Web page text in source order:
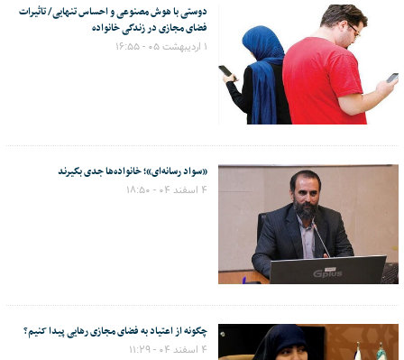
دوستی با هوش مصنوعی و احساس تنهایی/ تاثیرات
فضای مجازی در زندگی خانواده
۱ اردیبهشت ۰۵ - ۱۶:۵۵
«سواد رسانه‌ای»؛ خانواده‌ها جدی بگیرند
۴ اسفند ۰۴ - ۱۸:۵۰
چگونه از اعتیاد به فضای مجازی رهایی پیدا کنیم؟
۴ اسفند ۰۴ - ۱۱:۲۹